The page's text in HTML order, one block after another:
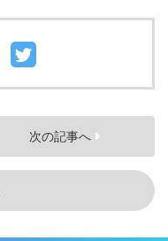
次の記事へ